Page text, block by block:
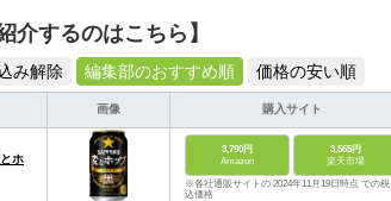
介するのはこちら】
み解除 編集部のおすすめ順 価格の安い順
画像 購入サイト
ホ
3,790円
Amazon
3,565円
楽天市場
※各社通販サイトの 2024年11月19日時点 での税
込価格